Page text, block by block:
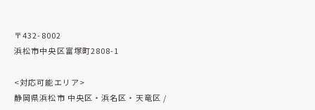
〒432-8002
浜松市中央区富塚町2808-1
<対応可能エリア>
静岡県浜松市 中央区・浜名区・天竜区 /